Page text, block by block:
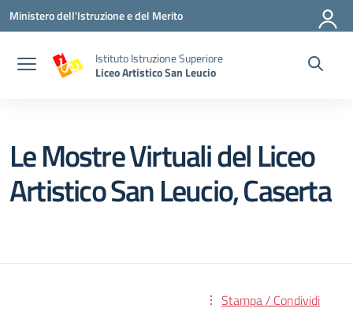
Vai ai contenuti
Vai al menu di navigazione
Vai al footer
Ministero dell'Istruzione e del Merito
Istituto Istruzione Superiore
Liceo Artistico San Leucio
Le Mostre Virtuali del Liceo
Artistico San Leucio, Caserta
Stampa / Condividi